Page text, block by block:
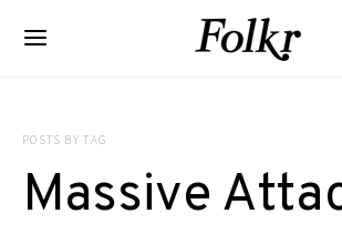
POSTS BY TAG
Massive